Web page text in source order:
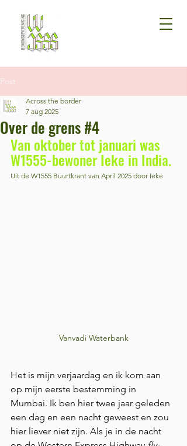
Post
Over de grens #4
Across the border
7 aug 2025
Van oktober tot januari was
W1555-bewoner Ieke in India.
Uit de W1555 Buurtkrant van April 2025 door Ieke
Vanvadi Waterbank
Het is mijn verjaardag en ik kom aan
op mijn eerste bestemming in
Mumbai. Ik ben hier twee jaar geleden
een dag en een nacht geweest en zou
hier liever niet zijn. Als je in de nacht